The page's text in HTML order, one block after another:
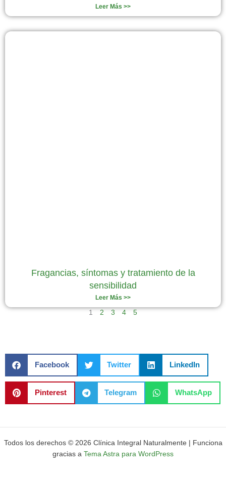
Leer Más >>
Fragancias, síntomas y tratamiento de la
sensibilidad
Leer Más >>
1 2 3 4 5
Facebook Twitter LinkedIn
Pinterest Telegram WhatsApp
Todos los derechos © 2026 Clínica Integral Naturalmente | Funciona
gracias a Tema Astra para WordPress